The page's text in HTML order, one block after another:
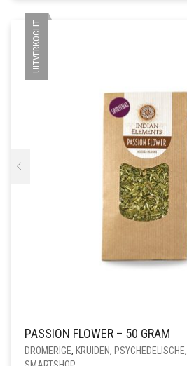
UITVERKOCHT
PASSION FLOWER – 50 GRAM
DROMERIGE, KRUIDEN, PSYCHEDELISCHE,